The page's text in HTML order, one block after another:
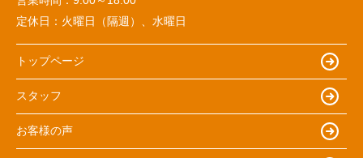
定休日： 火曜日（隔週）、水曜日
トップページ
スタッフ
お客様の声